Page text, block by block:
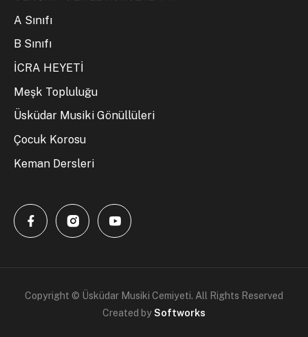
A Sınıfı
B Sınıfı
İCRA HEYETİ
Meşk Topluluğu
Üsküdar Musiki Gönüllüleri
Çocuk Korosu
Keman Dersleri
Copyright © Üsküdar Musiki Cemiyeti. All Rights Reserved
Created bySoftworks